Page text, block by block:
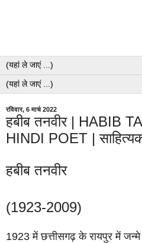
रविवार, 6 मार्च 2022
हबीब तनवीर | HABIB
HINDI POET |
हबीब तनवीर
(1923-2009)
1923 में छत्तीसगढ़ के रायपुर में